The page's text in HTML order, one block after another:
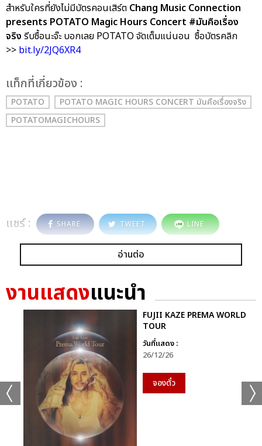
สำหรับใครที่ยังไม่มีบัตรคอนเสิร์ต Chang Music Connection
presents POTATO Magic Hours Concert #มันคือเรื่อง
จริง รีบซื้อนะจ๊ะ บอกเลย POTATO จัดเต็มแน่นอน ซื้อบัตรคลิก
>> bit.ly/2JQ6XR4
เเท็กที่เกี่ยวข้อง :
POTATO
POTATO MAGIC HOURS CONCERT มันคือเรื่องจริง
POTATOMAGICHOURS
แชร์ : SHARE TWEET LINE
อ่านต่อ
งานแสดงแนะนำ
FUJII KAZE PREMA WORLD
TOUR
วันที่แสดง :
26/12/26
จองตั๋ว